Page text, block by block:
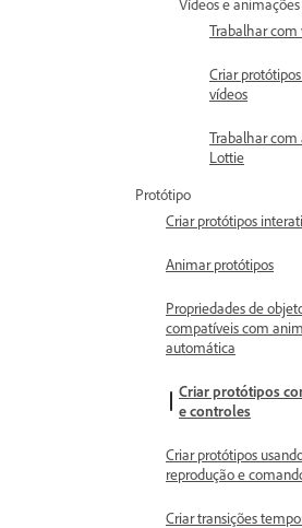
Vídeos e
Trabalhar com
Criar
vídeos
Trabalhar com
Lottie
Protótipo
Criar protótipos
Animar protótipos
Propriedades de
compatíveis com
automática
Criar protótipos
e controles
Criar protótipos
reprodução e
Criar transições